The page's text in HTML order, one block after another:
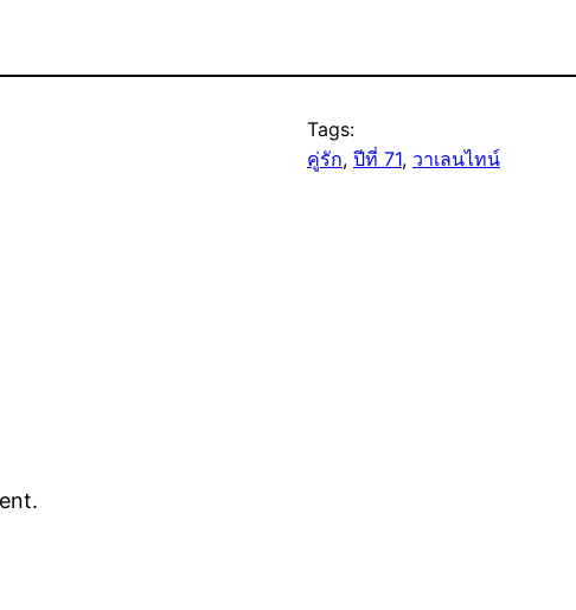
Tags:
คู่รัก, ปีที่ 71, วาเลนไทน์